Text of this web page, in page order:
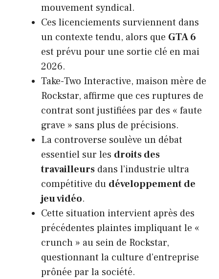
mouvement syndical.
Ces licenciements surviennent dans
un contexte tendu, alors que GTA 6
est prévu pour une sortie clé en mai
2026.
Take-Two Interactive, maison mère de
Rockstar, affirme que ces ruptures de
contrat sont justifiées par des « faute
grave » sans plus de précisions.
La controverse soulève un débat
essentiel sur les droits des
travailleurs dans l’industrie ultra
compétitive du développement de
jeu vidéo.
Cette situation intervient après des
précédentes plaintes impliquant le «
crunch » au sein de Rockstar,
questionnant la culture d’entreprise
prônée par la société.